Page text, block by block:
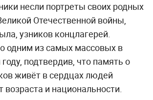
несли портреты своих родных
Отечественной войны,
узников концлагерей.
одним из самых массовых в
подтвердив, что память о
живёт в сердцах людей
возраста и национальности.